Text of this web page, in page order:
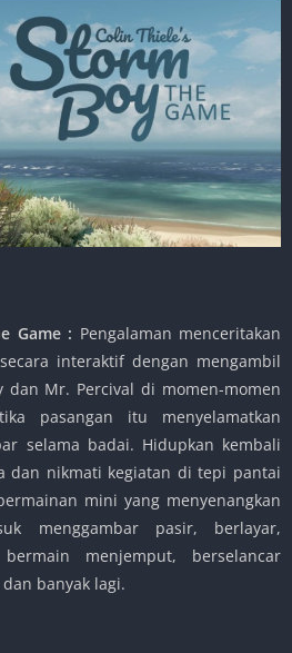
Game : Pengalaman menceritakan
interaktif dengan mengambil
dan Mr. Percival di momen-momen
pasangan itu menyelamatkan
selama badai. Hidupkan kembali
dan nikmati kegiatan di tepi pantai
mini yang menyenangkan
menggambar pasir, berlayar,
menjemput, berselancar
banyak lagi.